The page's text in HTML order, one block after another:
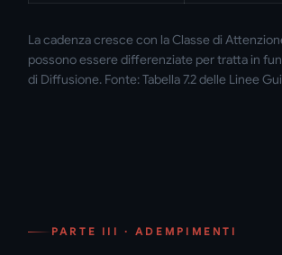
La cadenza cresce con la Classe di
possono essere differenziate per tratta in
di Diffusione. Fonte: Tabella 7.2 delle Linee
PARTE III · ADEMPIMENTI